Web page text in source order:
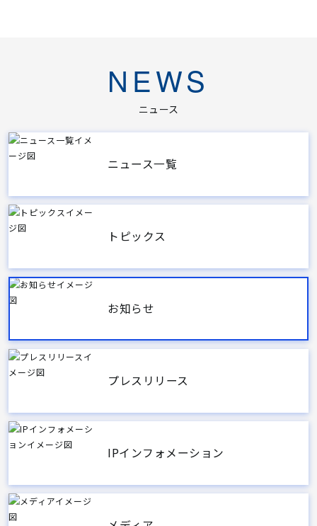
NEWS
ニュース
ニュース一覧
トピックス
お知らせ
プレスリリース
IPインフォメーション